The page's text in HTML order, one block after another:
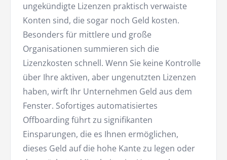
ungekündigte Lizenzen praktisch verwaiste
Konten sind, die sogar noch Geld kosten.
Besonders für mittlere und große
Organisationen summieren sich die
Lizenzkosten schnell. Wenn Sie keine Kontrolle
über Ihre aktiven, aber ungenutzten Lizenzen
haben, wirft Ihr Unternehmen Geld aus dem
Fenster. Sofortiges automatisiertes
Offboarding führt zu signifikanten
Einsparungen, die es Ihnen ermöglichen,
dieses Geld auf die hohe Kante zu legen oder